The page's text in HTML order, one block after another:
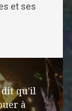
et ses
dit qu'il
à